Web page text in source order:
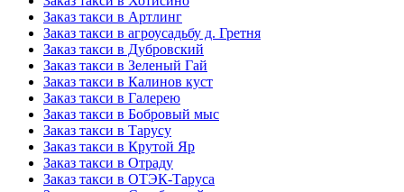
Заказ такси в Артлинг
Заказ такси в агроусадьбу д. Гретня
Заказ такси в Дубровский
Заказ такси в Зеленый Гай
Заказ такси в Калинов куст
Заказ такси в Галерею
Заказ такси в Бобровый мыс
Заказ такси в Тарусу
Заказ такси в Крутой Яр
Заказ такси в Отраду
Заказ такси в ОТЭК-Таруса